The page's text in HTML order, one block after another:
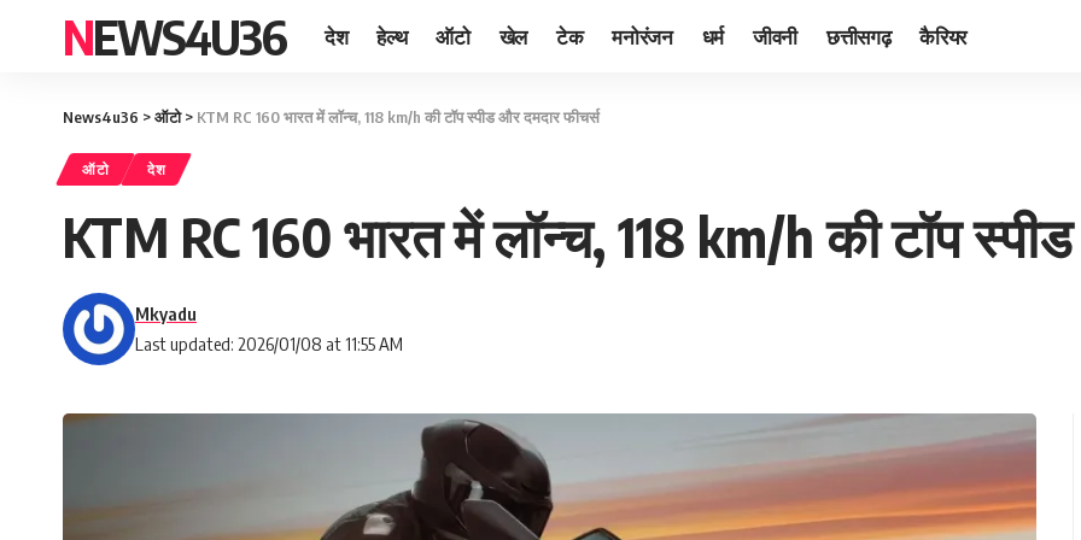
NEWS4U36 देश हेल्थ ऑटो खेल टेक मनोरंजन धर्म जीवनी छत्तीसगढ़ कैरियर
News4u36 >ऑटो> KTM RC 160 भारत में लॉन्च, 118 km/h की टॉप स्पीड और दमदार फीचर्स
ऑटो देश
KTM RC 160 भारत में लॉन्च, 118 km/h की टॉप
Last updated: 2026/01/08 at 11:55 AM
Mkyadu